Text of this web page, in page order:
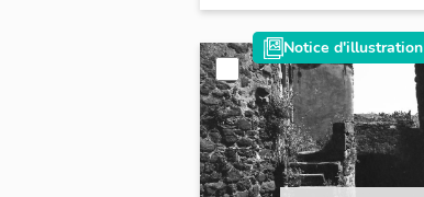
Notice d'illustration